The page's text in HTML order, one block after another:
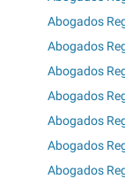
Abogados
Abogados
Abogados
Abogados
Abogados
Abogados
Abogados